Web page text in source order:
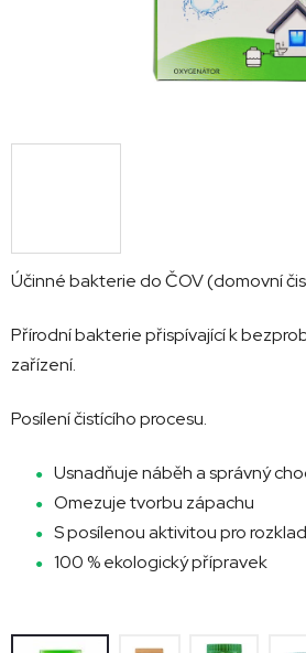
Účinné bakterie do ČOV (domovní
Přírodní bakterie přispívající k
zařízení.
Posílení čistícího procesu.
Usnadňuje náběh a správný
Omezuje tvorbu zápachu
S posílenou aktivitou pro
100 % ekologický přípravek